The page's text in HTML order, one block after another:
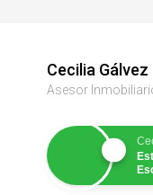
Cecilia Gálvez
Asesor